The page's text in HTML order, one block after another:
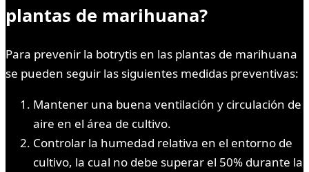
plantas de marihuana?
Para prevenir la botrytis en las plantas de marihuana
se pueden seguir las siguientes medidas preventivas:
Mantener una buena ventilación y circulación de
aire en el área de cultivo.
Controlar la humedad relativa en el entorno de
cultivo, la cual no debe superar el 50% durante la